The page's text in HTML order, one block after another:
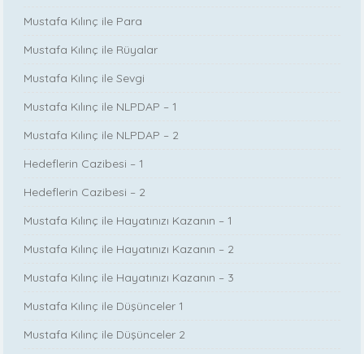
Mustafa Kılınç ile Para
Mustafa Kılınç ile Rüyalar
Mustafa Kılınç ile Sevgi
Mustafa Kılınç ile NLPDAP – 1
Mustafa Kılınç ile NLPDAP – 2
Hedeflerin Cazibesi – 1
Hedeflerin Cazibesi – 2
Mustafa Kılınç ile Hayatınızı Kazanın – 1
Mustafa Kılınç ile Hayatınızı Kazanın – 2
Mustafa Kılınç ile Hayatınızı Kazanın – 3
Mustafa Kılınç ile Düşünceler 1
Mustafa Kılınç ile Düşünceler 2